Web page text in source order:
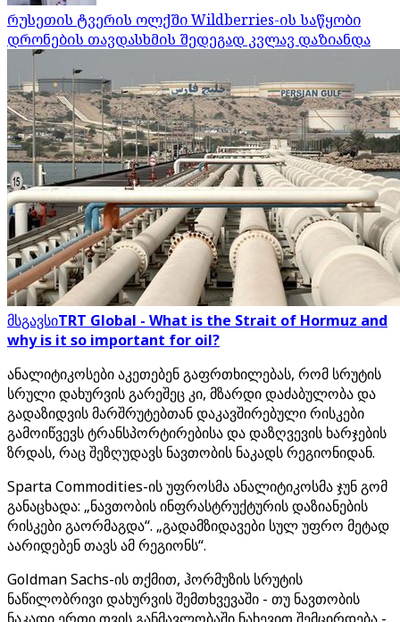
რუსეთის ტვერის ოლქში Wildberries-ის საწყობი
დრონების თავდასხმის შედეგად კვლავ დაზიანდა
მსგავსიTRT Global - What is the Strait of Hormuz and
why is it so important for oil?
ანალიტიკოსები აკეთებენ გაფრთხილებას, რომ სრუტის
სრული დახურვის გარეშეც კი, მზარდი დაძაბულობა და
გადაზიდვის მარშრუტებთან დაკავშირებული რისკები
გამოიწვევს ტრანსპორტირებისა და დაზღვევის ხარჯების
ზრდას, რაც შეზღუდავს ნავთობის ნაკადს რეგიონიდან.
Sparta Commodities-ის უფროსმა ანალიტიკოსმა ჯუნ გომ
განაცხადა: „ნავთობის ინფრასტრუქტურის დაზიანების
რისკები გაორმაგდა“. „გადამზიდავები სულ უფრო მეტად
აარიდებენ თავს ამ რეგიონს“.
Goldman Sachs-ის თქმით, ჰორმუზის სრუტის
ნაწილობრივი დახურვის შემთხვევაში - თუ ნავთობის